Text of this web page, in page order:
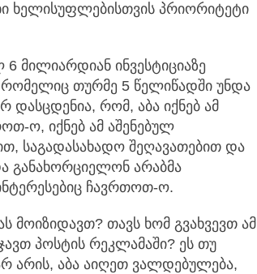
ხელისუფლებისთვის პრიორიტეტი
მილიარდიან ინვესტიციაზე
რომელიც თურმე 5 წელიწადში უნდა
დასცდენია, რომ, აბა იქნებ ამ
ო, იქნებ ამ აშენებულ
საგადასახადო შეღავათებით და
განახორციელონ არაბმა
ჩავრთოთ-ო.
მოიზიდავთ? თავს ხომ გვახვევთ ამ
პოსტის რეკლამაში? ეს თუ
არის, აბა აიღეთ ვალდებულება,